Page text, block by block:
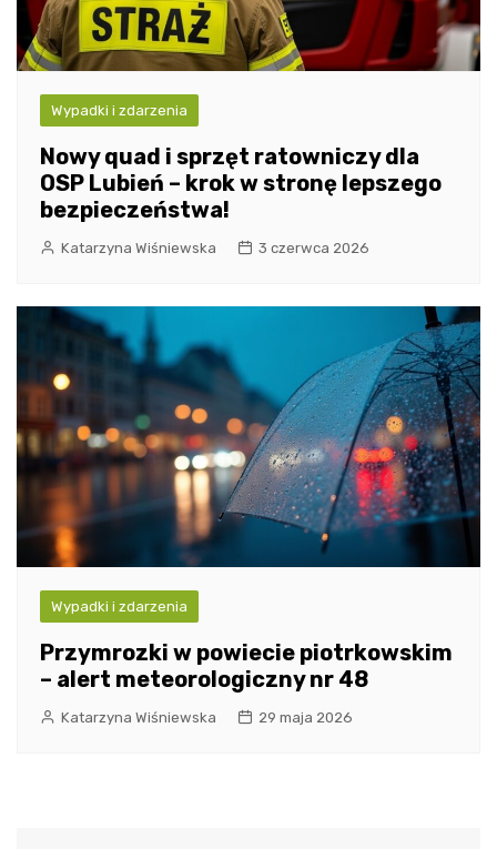
Wypadki i zdarzenia
Nowy quad i sprzęt ratowniczy dla
OSP Lubień – krok w stronę lepszego
bezpieczeństwa!
Katarzyna Wiśniewska 3 czerwca 2026
Wypadki i zdarzenia
Przymrozki w powiecie piotrkowskim
– alert meteorologiczny nr 48
Katarzyna Wiśniewska 29 maja 2026